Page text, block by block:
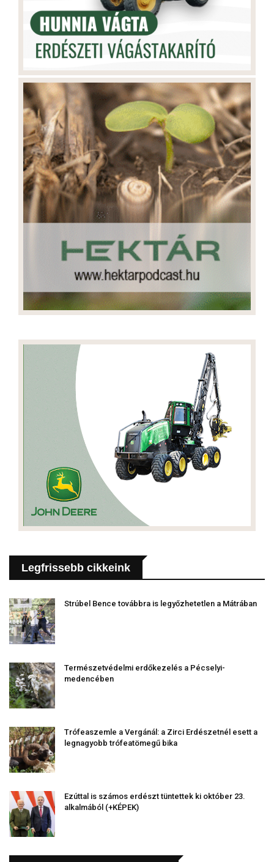
Legfrissebb cikkeink
Strúbel Bence továbbra is legyőzhetetlen a Mátrában
Természetvédelmi erdőkezelés a Pécselyi-
medencében
Trófeaszemle a Vergánál: a Zirci Erdészetnél esett a
legnagyobb trófeatömegű bika
Ezúttal is számos erdészt tüntettek ki október 23.
alkalmából (+KÉPEK)